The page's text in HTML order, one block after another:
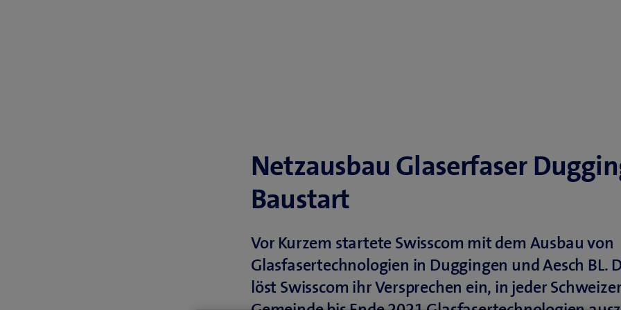
Netzausbau Glaserfaser
Baustart
Vor Kurzem startete Swisscom mit dem Ausbau von
Glasfasertechnologien in Duggingen und Aesch BL.
löst Swisscom ihr Versprechen ein, in jeder Schweizer